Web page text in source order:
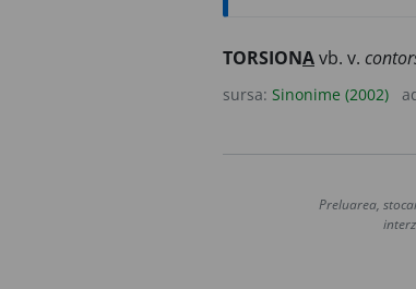
TORSIONAvb. v.
sursa: Sinonime (2002)
Preluarea,